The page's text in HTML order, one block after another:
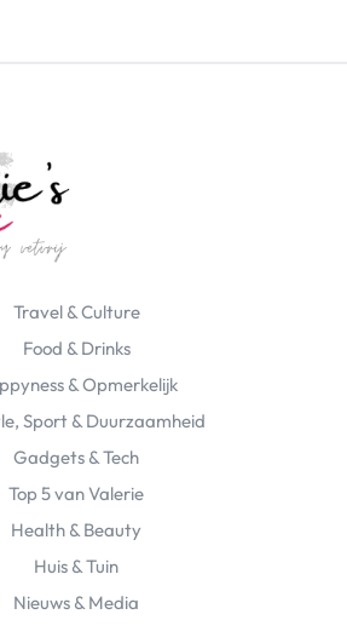
Travel & Culture
Food & Drinks
& Opmerkelijk
Sport & Duurzaamheid
Gadgets & Tech
Top 5 van Valerie
Health & Beauty
Huis & Tuin
Nieuws & Media